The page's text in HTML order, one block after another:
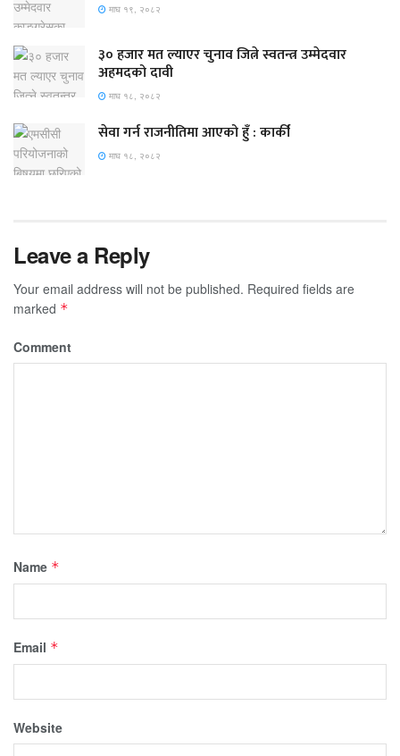
माघ १९, २०८२
३० हजार मत ल्याएर चुनाव जित्ने स्वतन्त्र उम्मेदवार
अहमदको दावी
माघ १८, २०८२
सेवा गर्न राजनीतिमा आएको हुँ : कार्की
माघ १८, २०८२
Leave a Reply
Your email address will not be published. Required fields are
marked *
Comment
Name *
Email *
Website